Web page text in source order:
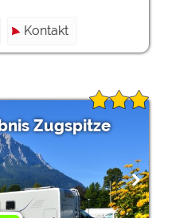
Kontakt
Zugspitze